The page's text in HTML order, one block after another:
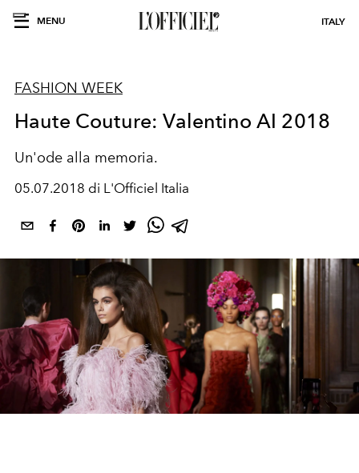
MENU ITALY
FASHION WEEK
Haute Couture: Valentino AI 2018
Un'ode alla memoria.
05.07.2018 di L'Officiel Italia